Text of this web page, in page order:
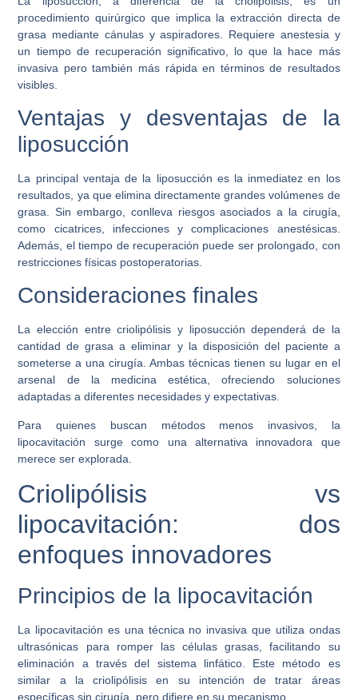
procedimiento quirúrgico que implica la extracción directa de
grasa mediante cánulas y aspiradores. Requiere anestesia y
un tiempo de recuperación significativo, lo que la hace más
invasiva pero también más rápida en términos de resultados
visibles.
Ventajas y desventajas de la
liposucción
La principal ventaja de la liposucción es la inmediatez en los
resultados, ya que elimina directamente grandes volúmenes de
grasa. Sin embargo, conlleva riesgos asociados a la cirugía,
como cicatrices, infecciones y complicaciones anestésicas.
Además, el tiempo de recuperación puede ser prolongado, con
restricciones físicas postoperatorias.
Consideraciones finales
La elección entre criolipólisis y liposucción dependerá de la
cantidad de grasa a eliminar y la disposición del paciente a
someterse a una cirugía. Ambas técnicas tienen su lugar en el
arsenal de la medicina estética, ofreciendo soluciones
adaptadas a diferentes necesidades y expectativas.
Para quienes buscan métodos menos invasivos, la
lipocavitación surge como una alternativa innovadora que
merece ser explorada.
Criolipólisis vs
lipocavitación: dos
enfoques innovadores
Principios de la lipocavitación
La lipocavitación es una técnica no invasiva que utiliza ondas
ultrasónicas para romper las células grasas, facilitando su
eliminación a través del sistema linfático. Este método es
similar a la criolipólisis en su intención de tratar áreas
específicas sin cirugía, pero difiere en su mecanismo.